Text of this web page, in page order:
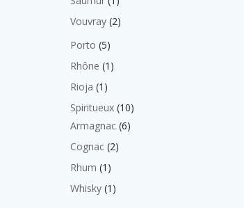
Vouvray 22
Porto 55
Rhône 1 1
Rioja 1 1
Spiritueux 1010
Armagnac 66
Cognac 22
Rhum 1 1
Whisky 1 1